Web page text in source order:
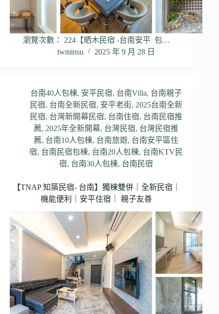
瀏覽次數： 224【晒木民宿 -台南安平 包…
twminsu
2025 年 9 月 28 日
台南40人包棟, 安平民宿, 台南Villa, 台南親子
民宿, 台南全新民宿, 安平老街, 2025台南全新
民宿, 台灣新開幕民宿, 台南住宿, 台南民宿推
薦, 2025年全新開幕, 台灣民宿, 台灣民宿推
薦, 台南10人包棟, 台南旅遊, 台南安平區住
宿, 台南民宿包棟, 台南20人包棟, 台南KTV民
宿, 台南30人包棟, 台南民宿
【TNAP 知築民宿- 台南】獨棟雙併｜全新民宿｜
機能便利｜安平住宿｜ 親子友善